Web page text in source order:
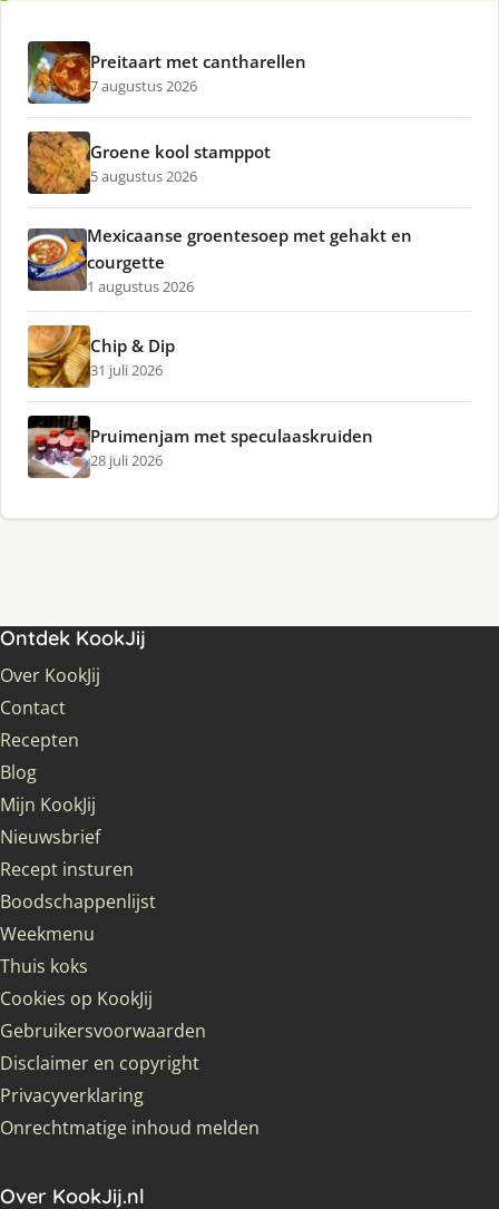
Preitaart met cantharellen
7 augustus 2026
Groene kool stamppot
5 augustus 2026
Mexicaanse groentesoep met gehakt en
courgette
1 augustus 2026
Chip & Dip
31 juli 2026
Pruimenjam met speculaaskruiden
28 juli 2026
Ontdek KookJij
Over KookJij
Contact
Recepten
Blog
Mijn KookJij
Nieuwsbrief
Recept insturen
Boodschappenlijst
Weekmenu
Thuis koks
Cookies op KookJij
Gebruikersvoorwaarden
Disclaimer en copyright
Privacyverklaring
Onrechtmatige inhoud melden
Over KookJij.nl